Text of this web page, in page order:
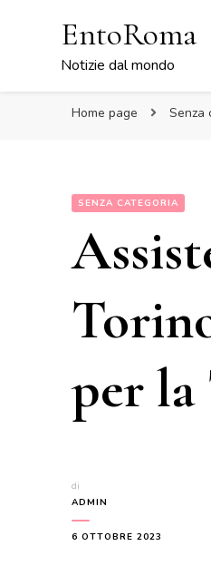
EntoRoma
Notizie dal mondo
Home page Senza
SENZA CATEGORIA
per
di
ADMIN
6 OTTOBRE 2023